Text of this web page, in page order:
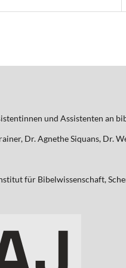
und Assistenten an
Dr. Agnethe Siquans, Dr.
für Bibelwissenschaft,